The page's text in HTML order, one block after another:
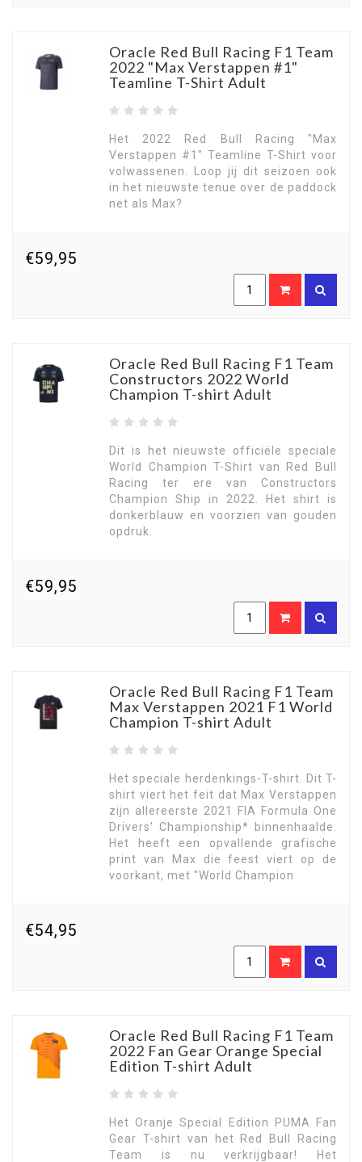
Oracle Red Bull Racing F1 Team
2022 "Max Verstappen #1"
Teamline T-Shirt Adult
Het 2022 Red Bull Racing "Max
Verstappen #1" Teamline T-Shirt voor
volwassenen. Loop jij dit seizoen ook
in het nieuwste tenue over de paddock
net als Max?
€59,95
Oracle Red Bull Racing F1 Team
Constructors 2022 World
Champion T-shirt Adult
Dit is het nieuwste officiële speciale
World Champion T-Shirt van Red Bull
Racing ter ere van Constructors
Champion Ship in 2022. Het shirt is
donkerblauw en voorzien van gouden
opdruk.
€59,95
Oracle Red Bull Racing F1 Team
Max Verstappen 2021 F1 World
Champion T-shirt Adult
Het speciale herdenkings-T-shirt. Dit T-
shirt viert het feit dat Max Verstappen
zijn allereerste 2021 FIA Formula One
Drivers' Championship* binnenhaalde.
Het heeft een opvallende grafische
print van Max die feest viert op de
voorkant, met "World Champion
€54,95
Oracle Red Bull Racing F1 Team
2022 Fan Gear Orange Special
Edition T-shirt Adult
Het Oranje Special Edition PUMA Fan
Gear T-shirt van het Red Bull Racing
Team is nu verkrijgbaar! Het